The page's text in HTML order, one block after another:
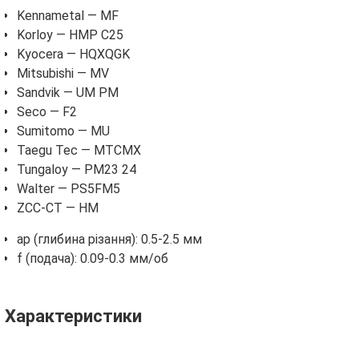
Kennametal — MF
Korloy — HMP C25
Kyocera — HQXQGK
Mitsubishi — MV
Sandvik — UM PM
Seco — F2
Sumitomo — MU
Taegu Tec — MTCMX
Tungaloy — PM23 24
Walter — PS5FM5
ZCC-CT — HM
ap (глибина різання): 0.5-2.5 мм
f (подача): 0.09-0.3 мм/об
Характеристики